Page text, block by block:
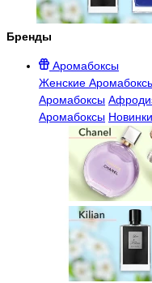
Бренды
Аромабоксы
Женские
Аромабоксы
Аромабоксы